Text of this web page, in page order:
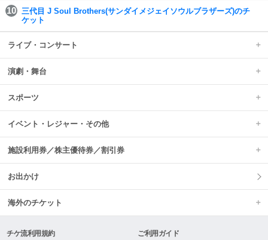
三代目 J Soul Brothers(サンダイメジェイソウルブラザーズ)のチ
ケット
ライブ・コンサート
演劇・舞台
スポーツ
イベント・レジャー・その他
施設利用券／株主優待券／割引券
お出かけ
海外のチケット
チケ流利用規約 ご利用ガイド